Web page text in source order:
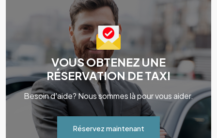
VOUS OBTENEZ UNE
RÉSERVATION DE TAXI
Besoin d'aide? Nous sommes là pour vous aider.
Réservez maintenant